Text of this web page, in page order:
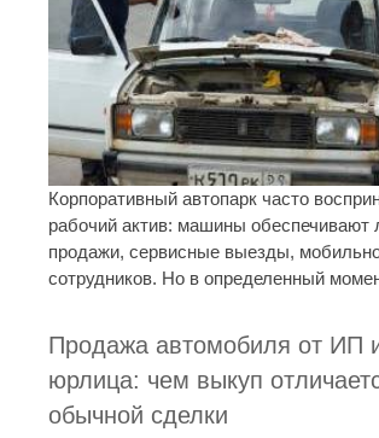
Корпоративный автопарк часто
рабочий актив: машины обеспечивают
продажи, сервисные выезды,
сотрудников. Но в определенный
Продажа автомобиля от ИП
юрлица: чем выкуп
обычной сделки